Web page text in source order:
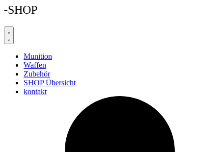
-SHOP
Munition
Waffen
Zubehör
SHOP Übersicht
kontakt